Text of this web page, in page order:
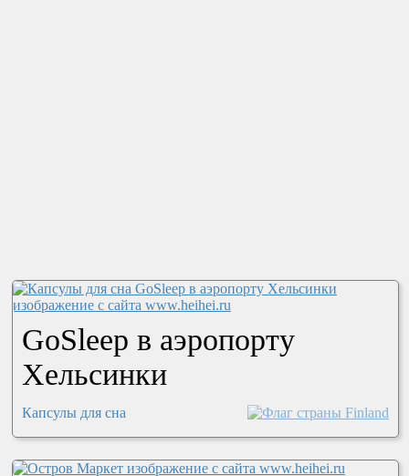
GoSleep в аэропорту
Хельсинки
Капсулы для сна